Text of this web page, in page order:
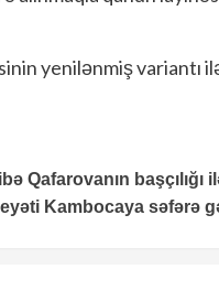
yenilənmiş variantı
Qafarovanın başçılığı
Kambocaya səfərə